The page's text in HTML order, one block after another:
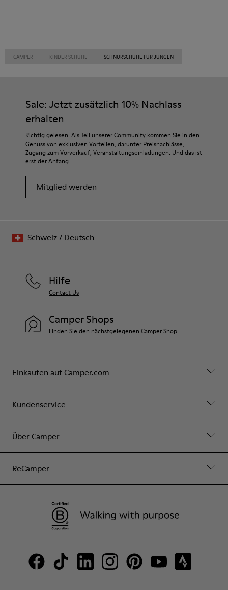
CAMPER KINDER SCHUHE SCHNÜRSCHUHE FÜR JUNGEN
Sale: Jetzt zusätzlich 10% Nachlass
erhalten
Richtig gelesen. Als Teil unserer Community kommen Sie in den
Genuss von exklusiven Vorteilen, darunter Preisnachlässe,
Zugang zum Vorverkauf, Veranstaltungseinladungen. Und das ist
erst der Anfang.
Mitglied werden
Einkaufen auf Camper.com
Kundenservice
Über Camper
ReCamper
Hilfe
Contact Us
Camper Shops
Finden Sie den nächstgelegenen Camper Shop
Schweiz/ Deutsch